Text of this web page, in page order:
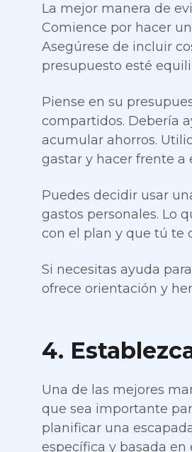
La mejor manera de
Comience por hacer
Asegúrese de incluir
presupuesto esté
Piense en su
compartidos. Debería
acumular ahorros.
gastar y hacer frente a
Puedes decidir usar
gastos personales. Lo
con el plan y que tú te
Si necesitas ayuda
ofrece orientación y
4.
Una de las mejores
que sea importante
planificar una
específica y basada en